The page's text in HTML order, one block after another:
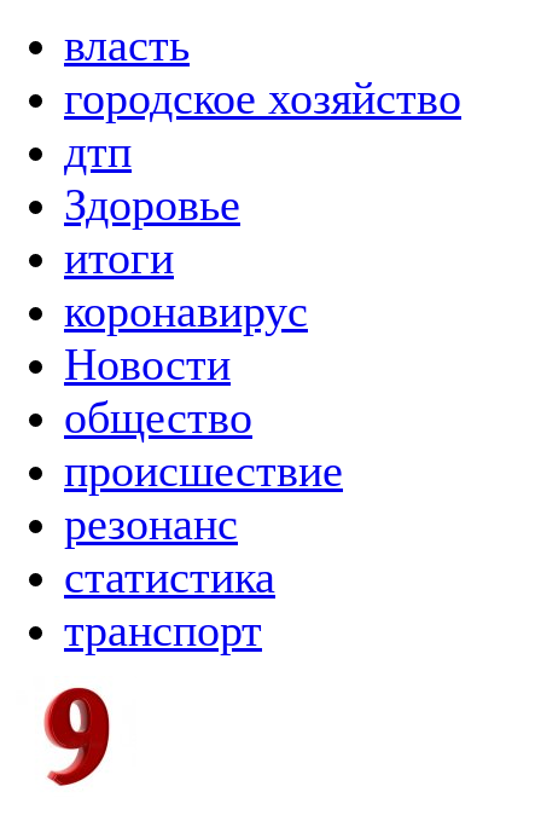
власть
городское хозяйство
дтп
Здоровье
итоги
коронавирус
Новости
общество
происшествие
резонанс
статистика
транспорт